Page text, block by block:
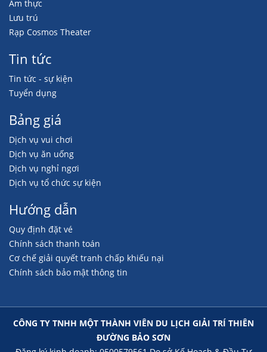
Ẩm thực
Lưu trú
Rạp Cosmos Theater
Tin tức
Tin tức - sự kiện
Tuyển dụng
Bảng giá
Dịch vụ vui chơi
Dịch vụ ăn uống
Dịch vụ nghỉ ngơi
Dịch vụ tổ chức sự kiện
Hướng dẫn
Quy định đặt vé
Chính sách thanh toán
Cơ chế giải quyết tranh chấp khiếu nại
Chính sách bảo mật thông tin
CÔNG TY TNHH MỘT THÀNH VIÊN DU LỊCH GIẢI TRÍ THIÊN
ĐƯỜNG BẢO SƠN